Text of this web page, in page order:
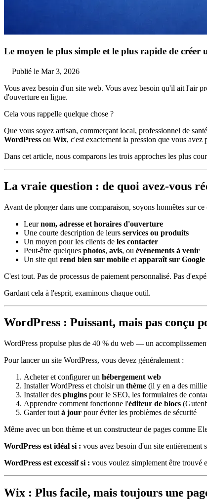
Le moyen le plus simple et le plus rapide de créer
Publié le Mar 3, 2026
Vous avez besoin d'un site web. Vous avez besoin qu'il ait l'air
d'ouverture en ligne.
Cela vous rappelle quelque chose ?
Que vous soyez artisan, commerçant local, professionnel de
WordPress ou Wix, c'est exactement la pression que vous avez
Dans cet article, nous comparons les trois approches les plus
La vraie question : de quoi avez-vous
Avant de plonger dans une comparaison, soyons honnêtes sur
Leurnom, adresse et horaires d'ouverture
Une courte description de leurs services ou produits
Un moyen pour les clients de les contacter
Peut-être quelques photos, avis, ou événements à venir
Un site qui rend bien sur mobile et apparaît sur Google
C'est tout. Pas de processus de paiement personnalisé. Pas
Gardant cela à l'esprit, examinons chaque outil.
WordPress : Puissant, mais pas conçu
WordPress propulse plus de 40 % du web — un
Pour lancer un site WordPress, vous devez généralement :
Acheter et configurer un hébergement web
Installer WordPress et choisir un thème (il y en a des
Installer des plugins pour le SEO, les formulaires de
Apprendre comment fonctionne l'éditeur de blocs
Garder tout à jour pour éviter les problèmes de sécurité
Même avec un bon thème et un constructeur de pages comme
WordPress est idéal si : vous avez besoin d'un site entièrement
WordPress est excessif si : vous voulez simplement être trouvé
Wix : Plus facile, mais toujours une